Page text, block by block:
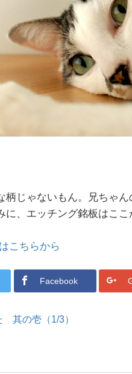
柄じゃないもん。兄ちゃん
に、エッチング銘板はここ
こちらから
Facebook
其の壱（1/3）